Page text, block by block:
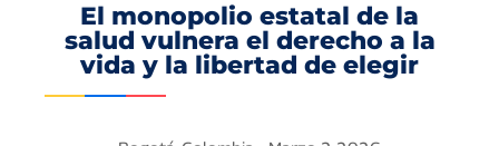
El monopolio estatal de la
salud vulnera el derecho a la
vida y la libertad de elegir